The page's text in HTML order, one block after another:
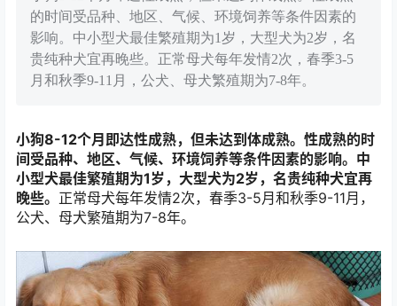
的时间受品种、地区、气候、环境饲养等条件因素的
影响。中小型犬最佳繁殖期为1岁，大型犬为2岁，名
贵纯种犬宜再晚些。正常母犬每年发情2次，春季3-5
月和秋季9-11月，公犬、母犬繁殖期为7-8年。
小狗8-12个月即达性成熟，但未达到体成熟。性成熟的时
间受品种、地区、气候、环境饲养等条件因素的影响。中
小型犬最佳繁殖期为1岁，大型犬为2岁， 名贵纯种犬宜再
晚些。 正常母犬每年发情2次，春季3-5月和秋季9-11月，
公犬、母犬繁殖期为7-8年。